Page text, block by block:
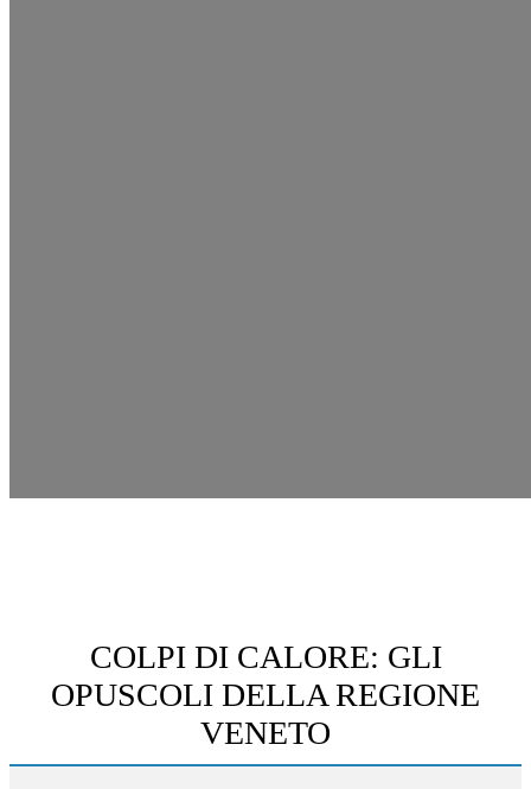
COLPI DI CALORE: GLI
OPUSCOLI DELLA REGIONE
VENETO